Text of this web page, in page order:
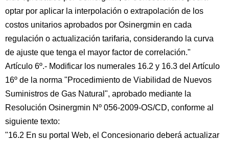
optar por aplicar la interpolación o extrapolación de los
costos unitarios aprobados por Osinergmin en cada
regulación o actualización tarifaria, considerando la curva
de ajuste que tenga el mayor factor de correlación."
Artículo 6º.- Modificar los numerales 16.2 y 16.3 del Artículo
16º de la norma "Procedimiento de Viabilidad de Nuevos
Suministros de Gas Natural", aprobado mediante la
Resolución Osinergmin Nº 056-2009-OS/CD, conforme al
siguiente texto:
"16.2 En su portal Web, el Concesionario deberá actualizar